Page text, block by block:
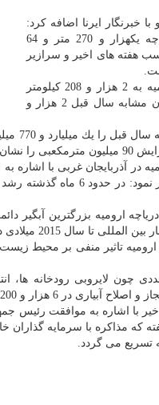
ایرنا اضافه كرد:
در مدت مشابه سال قبل تراز این دریاچه یكهزار و 270 متر و 64
هفته های اخیر و سرازیر
وی افزود: هم اكنون وسعت دریاچه ارومیه به 2 هزار و 208 كیلومتر
مربع رسیده در حالیكه این میزان در زمان مشابه سال قبل 2 هزار و
در آذربایجان غربی با اشاره
حدود 80 درصد از مساحت آن خشك شد.
تاثیر منفی بر محیط
چون لایروبی رودخانه
با اشاره به موافقت رئیس
كه مذاكره با سرمایه
تسریع می گردد.